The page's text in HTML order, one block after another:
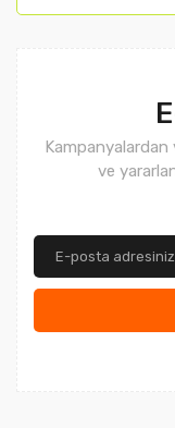
Kampanyalardan
ve